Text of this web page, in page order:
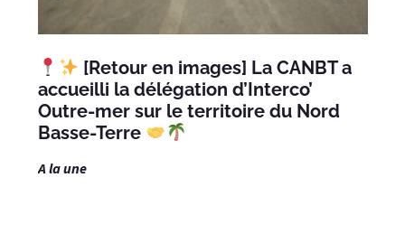
A la une
[Retour en images] La CANBT a
accueilli la délégation d’Interco’
Outre-mer sur le territoire du Nord
Basse-Terre